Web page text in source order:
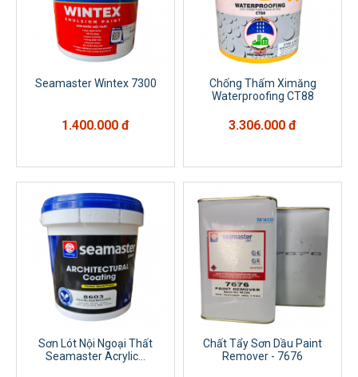
Seamaster Wintex 7300
1.400.000 đ
Chống Thấm Ximăng
Waterproofing CT88
3.306.000 đ
Sơn Lót Nội Ngoại Thất
Seamaster Acrylic...
Chất Tẩy Sơn Dầu Paint
Remover - 7676